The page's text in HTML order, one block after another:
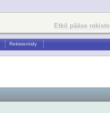
Etkö pääse
Rekisteröidy